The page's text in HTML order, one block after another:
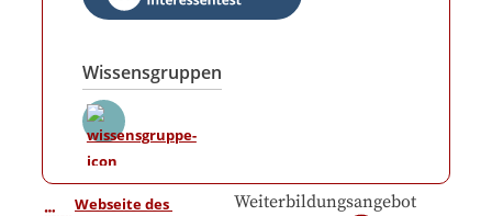
Wissensgruppen
Webseite des
Weiterbildungsangebot